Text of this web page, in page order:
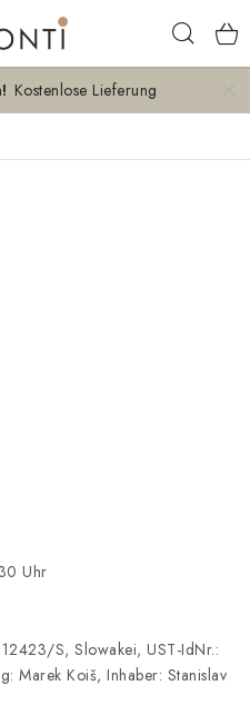
Ware
Kostenlose Lieferung
Uhr
S, Slowakei, UST-IdNr.:
Marek Koiš, Inhaber: Stanislav